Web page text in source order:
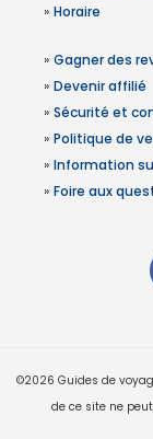
» Horaire
» Gagner des
» Devenir affilié
» Sécurité et
» Politique de
» Information
» Foire aux
©2026 Guides de
de ce site ne